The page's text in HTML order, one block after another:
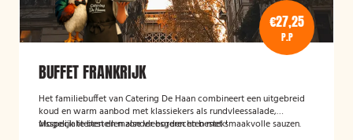
€27,25
P.P
BUFFET FRANKRIJK
Het familiebuffet van Catering De Haan combineert een uitgebreid
koud en warm aanbod met klassiekers als rundvleessalade,
visspecialiteiten en malse vleesgerechten met smaakvolle sauzen.
Mogelijk te bestellen zonder borden en bestek!